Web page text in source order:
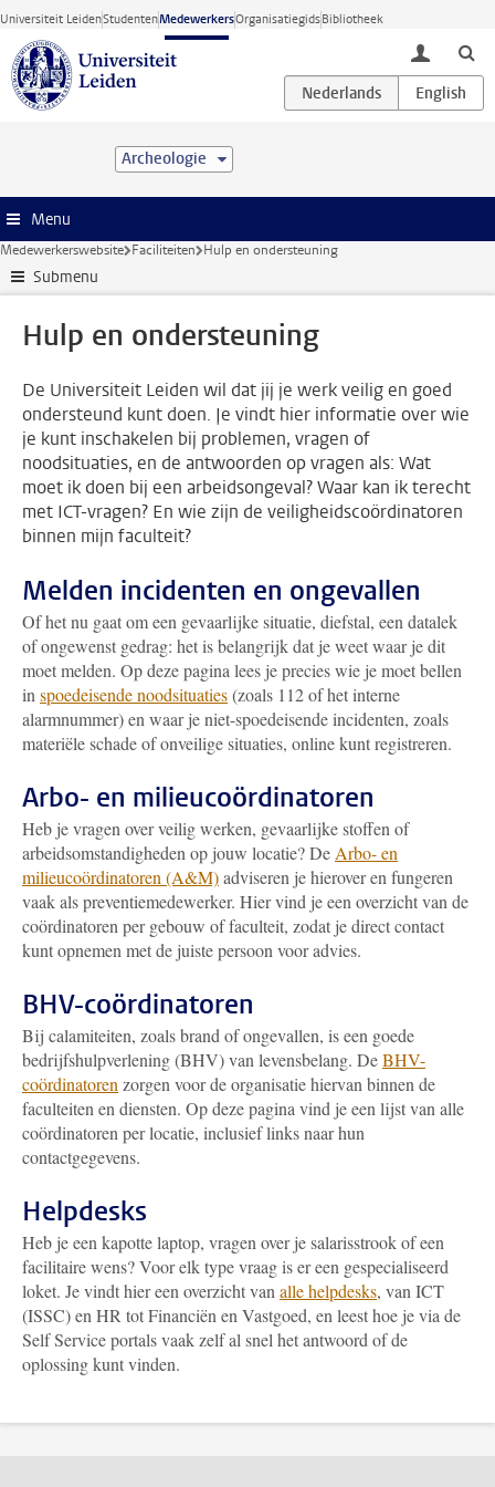
Ga direct naar de inhoud
Universiteit LeidenStudentenMedewerkersOrganisatiegidsBibliotheek
toggle
Archeologie
Menu
Medewerkerswebsite Faciliteiten Hulp en ondersteuning
Submenu
Hulp en ondersteuning
De Universiteit Leiden wil dat jij je werk veilig en goed
ondersteund kunt doen. Je vindt hier informatie over wie
je kunt inschakelen bij problemen, vragen of
noodsituaties, en de antwoorden op vragen als: Wat
moet ik doen bij een arbeidsongeval? Waar kan ik terecht
met ICT-vragen? En wie zijn de veiligheidscoördinatoren
binnen mijn faculteit?
Melden incidenten en ongevallen
Of het nu gaat om een gevaarlijke situatie, diefstal, een datalek
of ongewenst gedrag: het is belangrijk dat je weet waar je dit
moet melden. Op deze pagina lees je precies wie je moet bellen
in spoedeisende noodsituaties(zoals 112 of het interne
alarmnummer) en waar je niet-spoedeisende incidenten, zoals
materiële schade of onveilige situaties, online kunt registreren.
Arbo- en milieucoördinatoren
Heb je vragen over veilig werken, gevaarlijke stoffen of
arbeidsomstandigheden op jouw locatie? De Arbo- en
milieucoördinatoren (A&M)adviseren je hierover en fungeren
vaak als preventiemedewerker. Hier vind je een overzicht van de
coördinatoren per gebouw of faculteit, zodat je direct contact
kunt opnemen met de juiste persoon voor advies.
BHV-coördinatoren
Bij calamiteiten, zoals brand of ongevallen, is een goede
bedrijfshulpverlening (BHV) van levensbelang. DeBHV-
coördinatoren zorgen voor de organisatie hiervan binnen de
faculteiten en diensten. Op deze pagina vind je een lijst van alle
coördinatoren per locatie, inclusief links naar hun
contactgegevens.
Helpdesks
Heb je een kapotte laptop, vragen over je salarisstrook of een
facilitaire wens? Voor elk type vraag is er een gespecialiseerd
loket. Je vindt hier een overzicht van alle helpdesks, van ICT
(ISSC) en HR tot Financiën en Vastgoed, en leest hoe je via de
Self Service portals vaak zelf al snel het antwoord of de
oplossing kunt vinden.